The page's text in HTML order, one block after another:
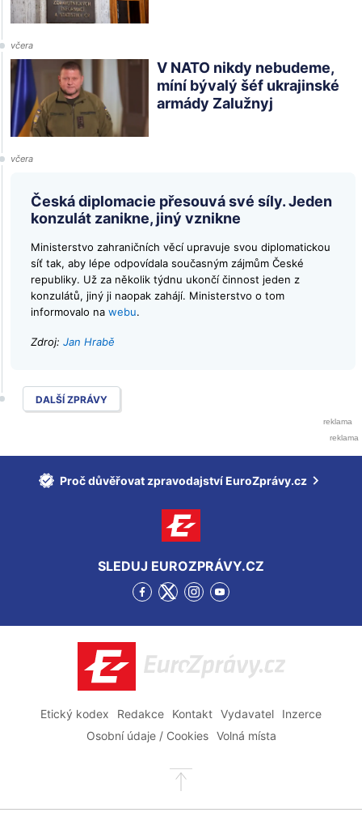
včera
V NATO nikdy nebudeme,
míní bývalý šéf ukrajinské
armády Zalužnyj
včera
Česká diplomacie přesouvá své síly. Jeden
konzulát zanikne, jiný vznikne
Ministerstvo zahraničních věcí upravuje svou diplomatickou
síť tak, aby lépe odpovídala současným zájmům České
republiky. Už za několik týdnu ukončí činnost jeden z
konzulátů, jiný ji naopak zahájí. Ministerstvo o tom
informovalo na webu.
Zdroj: Jan Hrabě
DALŠÍ ZPRÁVY
Proč důvěřovat zpravodajství EuroZprávy.cz
SLEDUJ EUROZPRÁVY.CZ
Přejít
Facebook
Přejít
Twitter
Přejít
Instagram
Přejít
YouTube
EuroZprávy.cz
Etický kodex Redakce Kontakt Vydavatel
Inzerce
Osobní údaje / Cookies
Volná místa
Přejít
stránky